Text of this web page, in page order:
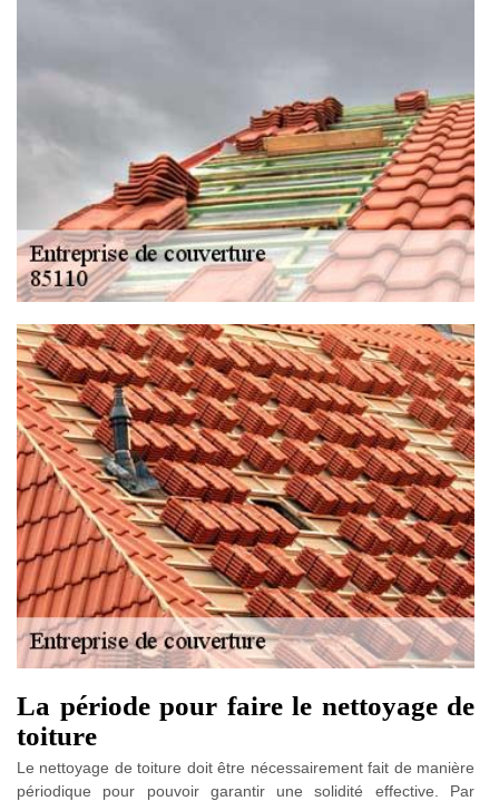
La période pour faire le nettoyage de
toiture
Le nettoyage de toiture doit être nécessairement fait de manière
périodique pour pouvoir garantir une solidité effective. Par